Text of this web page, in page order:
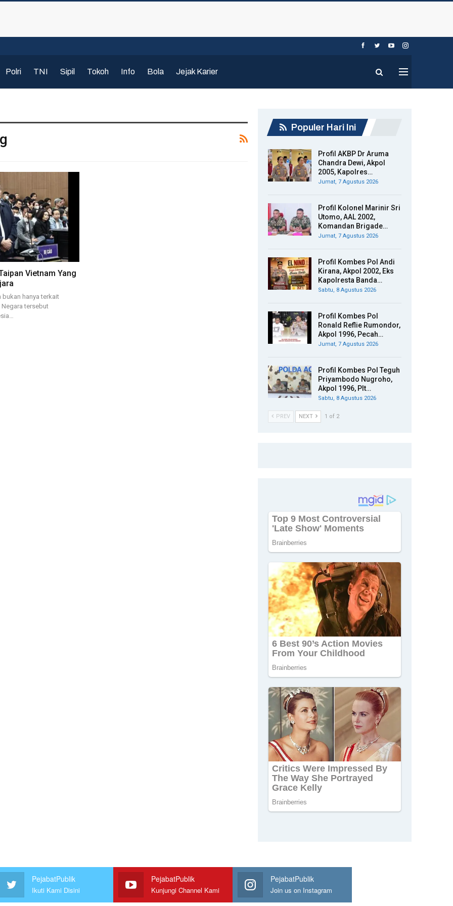
Polri TNI Sipil Tokoh Info Bola Jejak Karier
Vietnam Yang
bukan hanya terkait
tersebut
Populer Hari Ini
Profil AKBP Dr Aruma
Chandra Dewi, Akpol
2005, Kapolres…
Jumat, 7 Agustus 2026
Profil Kolonel Marinir Sri
Utomo, AAL 2002,
Komandan Brigade…
Jumat, 7 Agustus 2026
Profil Kombes Pol Andi
Kirana, Akpol 2002, Eks
Kapolresta Banda…
Sabtu, 8 Agustus 2026
Profil Kombes Pol
Ronald Reflie Rumondor,
Akpol 1996, Pecah…
Jumat, 7 Agustus 2026
Profil Kombes Pol Teguh
Priyambodo Nugroho,
Akpol 1996, Plt…
Sabtu, 8 Agustus 2026
PREV NEXT 1 of 2
PejabatPublik
Ikuti Kami Disini
PejabatPublik
Kunjungi Channel Kami
PejabatPublik
Join us on Instagram